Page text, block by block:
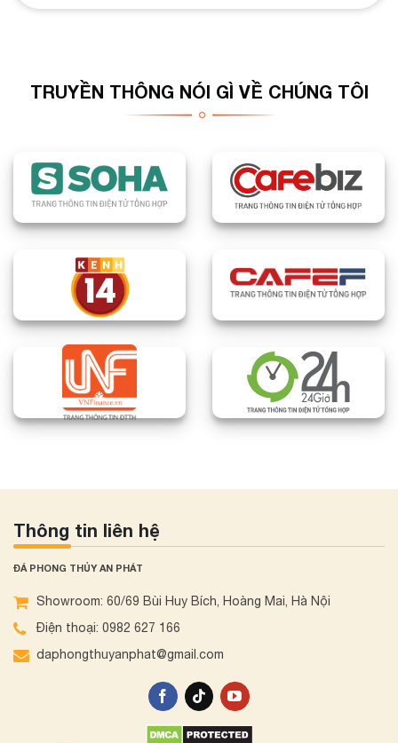
TRUYỀN THÔNG NÓI GÌ VỀ CHÚNG TÔI
Thông tin liên hệ
ĐÁ PHONG THỦY AN PHÁT
Showroom: 60/69 Bùi Huy Bích, Hoàng Mai, Hà Nội
Điện thoại: 0982 627 166
daphongthuyanphat@gmail.com